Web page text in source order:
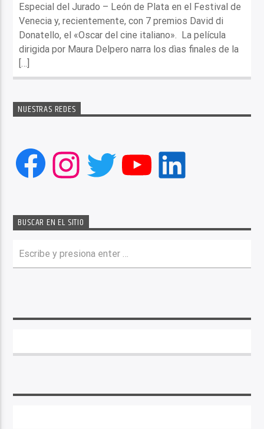
Especial del Jurado – León de Plata en el Festival de
Venecia y, recientemente, con 7 premios David di
Donatello, el «Oscar del cine italiano». La película
dirigida por Maura Delpero narra los dìas finales de la
[…]
NUESTRAS REDES
Facebook
Instagram
Twitter
YouTube
LinkedIn
BUSCAR EN EL SITIO